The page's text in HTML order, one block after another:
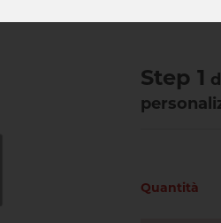
Step 1
Quantità